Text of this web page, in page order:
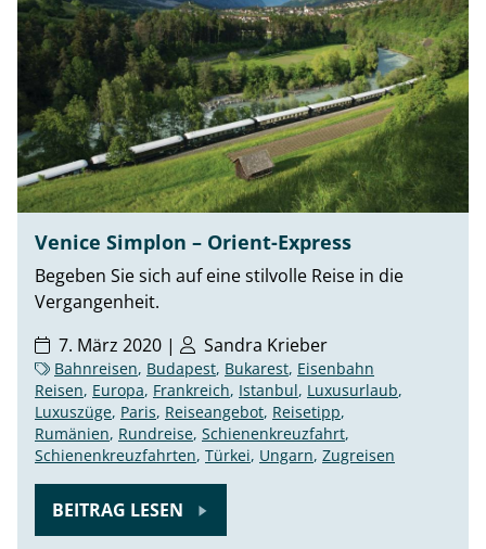
Venice Simplon – Orient-Express
Begeben Sie sich auf eine stilvolle Reise in die
Vergangenheit.
7. März 2020 |
Sandra Krieber
Bahnreisen, Budapest, Bukarest, Eisenbahn
Reisen, Europa, Frankreich, Istanbul, Luxusurlaub,
Luxuszüge, Paris, Reiseangebot, Reisetipp,
Rumänien, Rundreise, Schienenkreuzfahrt,
Schienenkreuzfahrten, Türkei, Ungarn, Zugreisen
BEITRAG LESEN